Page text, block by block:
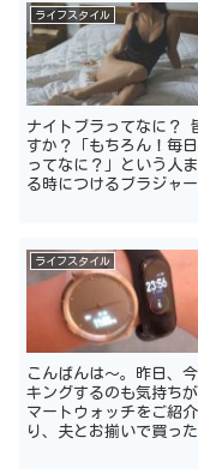
ライフスタイル
ナイトブラってなに？
すか？「もちろん！毎
ってなに？」という人
る時につけるブラジャ
ライフスタイル
こんばんは〜。昨日、
キングするのも気持ち
マートウォッチをご紹
り、夫とお揃いで買っ